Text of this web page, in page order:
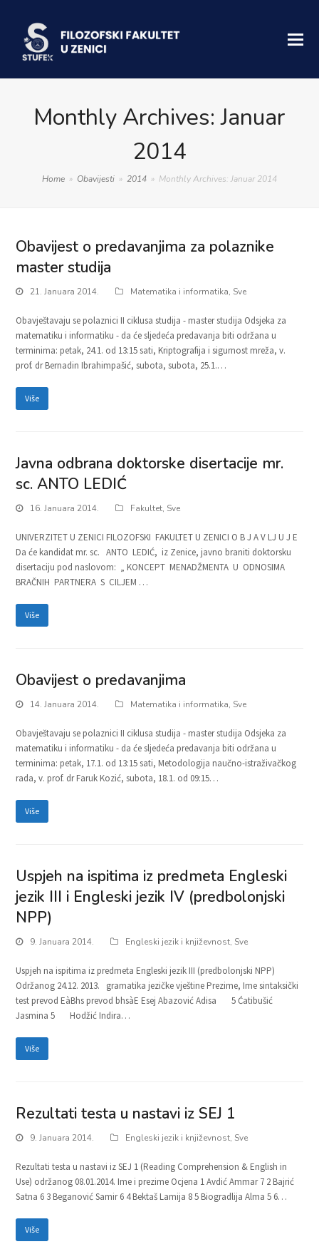
Monthly Archives: Januar
2014
Home » Obavijesti » 2014 » Monthly Archives: Januar 2014
Obavijest o predavanjima za polaznike
master studija
21. Januara 2014. Matematika i informatika, Sve
Obavještavaju se polaznici II ciklusa studija - master studija Odsjeka za
matematiku i informatiku - da će sljedeća predavanja biti održana u
terminima: petak, 24.1. od 13:15 sati, Kriptografija i sigurnost mreža, v.
prof. dr Bernadin Ibrahimpašić, subota, subota, 25.1.…
Više
Javna odbrana doktorske disertacije mr.
sc. ANTO LEDIĆ
16. Januara 2014. Fakultet, Sve
UNIVERZITET U ZENICI FILOZOFSKI FAKULTET U ZENICI O B J A V LJ U J E
Da će kandidat mr. sc. ANTO LEDIĆ, iz Zenice, javno braniti doktorsku
disertaciju pod naslovom: „ KONCEPT MENADŽMENTA U ODNOSIMA
BRAČNIH PARTNERA S CILJEM …
Više
Obavijest o predavanjima
14. Januara 2014. Matematika i informatika, Sve
Obavještavaju se polaznici II ciklusa studija - master studija Odsjeka za
matematiku i informatiku - da će sljedeća predavanja biti održana u
terminima: petak, 17.1. od 13:15 sati, Metodologija naučno-istraživačkog
rada, v. prof. dr Faruk Kozić, subota, 18.1. od 09:15…
Više
Uspjeh na ispitima iz predmeta Engleski
jezik III i Engleski jezik IV (predbolonjski
NPP)
9. Januara 2014. Engleski jezik i književnost, Sve
Uspjeh na ispitima iz predmeta Engleski jezik III (predbolonjski NPP)
Održanog 24.12. 2013. gramatika jezičke vještine Prezime, Ime sintaksički
test prevod EàBhs prevod bhsàE Esej Abazović Adisa 5 Ćatibušić
Jasmina 5 Hodžić Indira…
Više
Rezultati testa u nastavi iz SEJ 1
9. Januara 2014. Engleski jezik i književnost, Sve
Rezultati testa u nastavi iz SEJ 1 (Reading Comprehension & English in
Use) održanog 08.01.2014. Ime i prezime Ocjena 1 Avdić Ammar 7 2 Bajrić
Satna 6 3 Beganović Samir 6 4 Bektaš Lamija 8 5 Biogradlija Alma 5 6…
Više